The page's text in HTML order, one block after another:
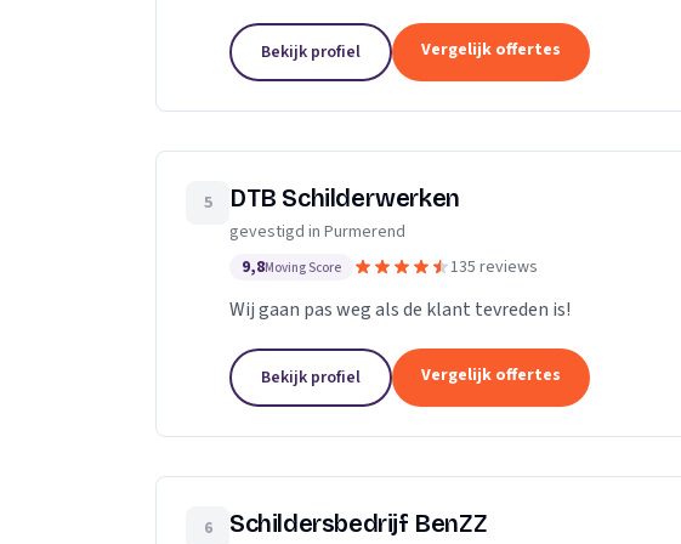
Bekijk profiel Vergelijk offertes
5 DTB Schilderwerken
gevestigd in Purmerend
9,8Moving Score 135 reviews
Wij gaan pas weg als de klant tevreden is!
Bekijk profiel Vergelijk offertes
6 Schildersbedrijf BenZZ